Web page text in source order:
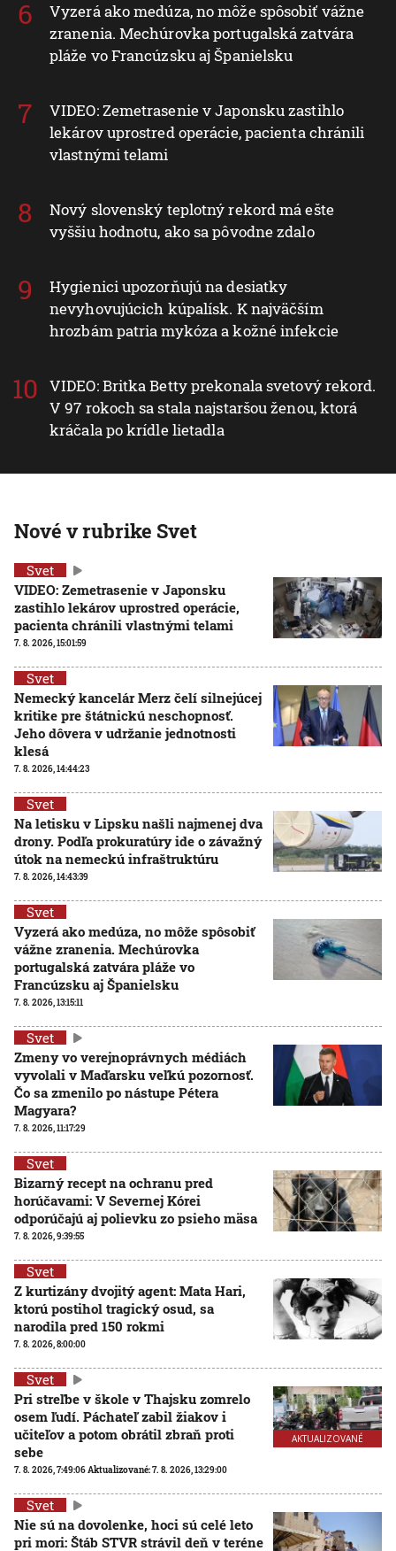
Vyzerá ako medúza, no môže spôsobiť vážne
zranenia. Mechúrovka portugalská zatvára
pláže vo Francúzsku aj Španielsku
VIDEO: Zemetrasenie v Japonsku zastihlo
lekárov uprostred operácie, pacienta chránili
vlastnými telami
Nový slovenský teplotný rekord má ešte
vyššiu hodnotu, ako sa pôvodne zdalo
Hygienici upozorňujú na desiatky
nevyhovujúcich kúpalísk. K najväčším
hrozbám patria mykóza a kožné infekcie
VIDEO: Britka Betty prekonala svetový rekord.
V 97 rokoch sa stala najstaršou ženou, ktorá
kráčala po krídle lietadla
Nové v rubrike Svet
Svet
VIDEO: Zemetrasenie v Japonsku
zastihlo lekárov uprostred operácie,
pacienta chránili vlastnými telami
7. 8. 2026, 15:01:59
Svet
Nemecký kancelár Merz čelí silnejúcej
kritike pre štátnickú neschopnosť.
Jeho dôvera v udržanie jednotnosti
klesá
7. 8. 2026, 14:44:23
Svet
Na letisku v Lipsku našli najmenej dva
drony. Podľa prokuratúry ide o závažný
útok na nemeckú infraštruktúru
7. 8. 2026, 14:43:39
Svet
Vyzerá ako medúza, no môže spôsobiť
vážne zranenia. Mechúrovka
portugalská zatvára pláže vo
Francúzsku aj Španielsku
7. 8. 2026, 13:15:11
Svet
Zmeny vo verejnoprávnych médiách
vyvolali v Maďarsku veľkú pozornosť.
Čo sa zmenilo po nástupe Pétera
Magyara?
7. 8. 2026, 11:17:29
Svet
Bizarný recept na ochranu pred
horúčavami: V Severnej Kórei
odporúčajú aj polievku zo psieho mäsa
7. 8. 2026, 9:39:55
Svet
Z kurtizány dvojitý agent: Mata Hari,
ktorú postihol tragický osud, sa
narodila pred 150 rokmi
7. 8. 2026, 8:00:00
AKTUALIZOVANÉ
Svet
Pri streľbe v škole v Thajsku zomrelo
osem ľudí. Páchateľ zabil žiakov i
učiteľov a potom obrátil zbraň proti
sebe
7. 8. 2026, 7:49:06Aktualizované:7. 8. 2026, 13:29:00
Svet
Nie sú na dovolenke, hoci sú celé leto
pri mori: Štáb STVR strávil deň v teréne